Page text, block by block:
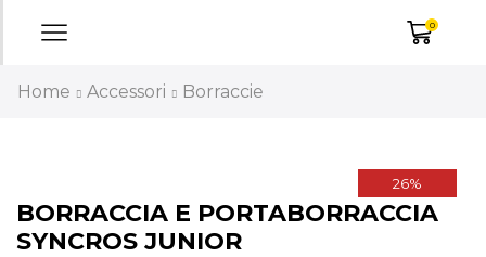
0
Home Accessori Borraccie
26%
BORRACCIA E PORTABORRACCIA
SYNCROS JUNIOR